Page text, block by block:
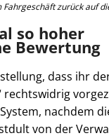
zurück auf
so hoher
Bewertung
dass ihr
rechtswidrig
nachdem
von der